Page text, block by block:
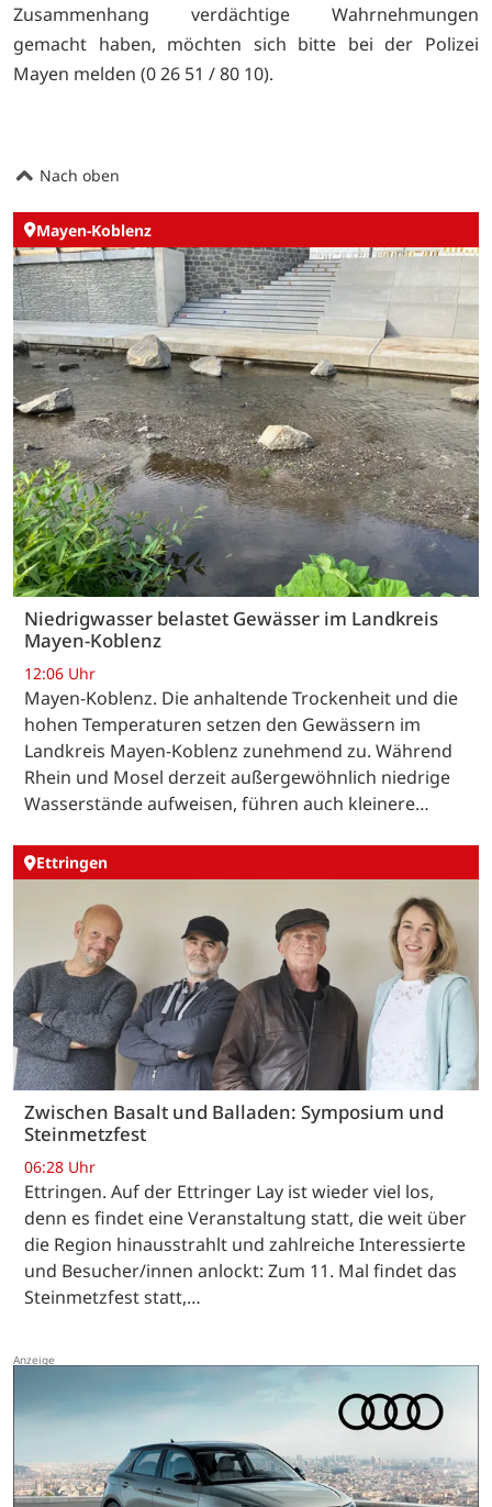
Zusammenhang verdächtige Wahrnehmungen
gemacht haben, möchten sich bitte bei der Polizei
Mayen melden (0 26 51 / 80 10).
Nach oben
Mayen-Koblenz
Niedrigwasser belastet Gewässer im Landkreis
Mayen-Koblenz
12:06 Uhr
Mayen-Koblenz. Die anhaltende Trockenheit und die
hohen Temperaturen setzen den Gewässern im
Landkreis Mayen-Koblenz zunehmend zu. Während
Rhein und Mosel derzeit außergewöhnlich niedrige
Wasserstände aufweisen, führen auch kleinere…
Ettringen
Zwischen Basalt und Balladen: Symposium und
Steinmetzfest
06:28 Uhr
Ettringen. Auf der Ettringer Lay ist wieder viel los,
denn es findet eine Veranstaltung statt, die weit über
die Region hinausstrahlt und zahlreiche Interessierte
und Besucher/innen anlockt: Zum 11. Mal findet das
Steinmetzfest statt,…